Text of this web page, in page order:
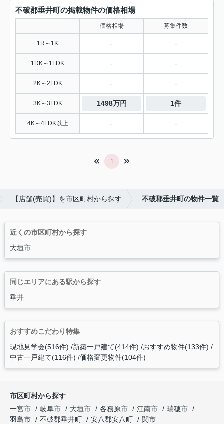
不破郡垂井町の掲載物件の価格相場
価格相場 募集件数
1R～1K - -
1DK～1LDK - -
2K～2LDK - -
3K～3LDK 1498万円 1件
4K～4LDK以上 - -
1
【店舗(売買)】を市区町村から探す 不破郡垂井町の物件一覧
近くの市区町村から探す
大垣市
同じエリアにある駅から探す
垂井
おすすめこだわり特集
現地見学会(516件) 新築一戸建て(414件) おすすめ物件(133件)
中古一戸建て(116件) 価格変更物件(104件)
市区町村から探す
一宮市
岐阜市 大垣市 各務原市 江南市
瑞穂市
羽島市
不破郡垂井町 安八郡安八町
関市